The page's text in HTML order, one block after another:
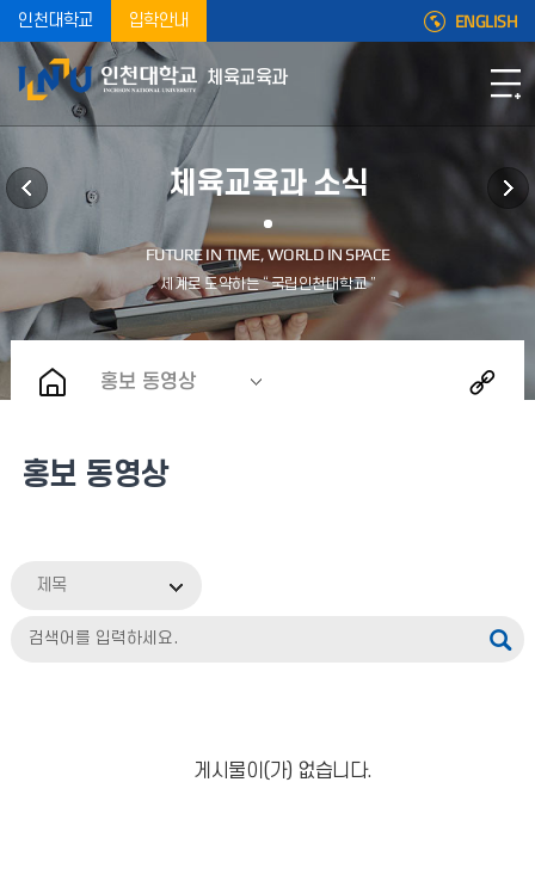
인천대학교 입학안내 ENGLISH
체육교육과
체육교육과 소식
홍보 동영상
홍보 동영상
제목
게시물이(가) 없습니다.